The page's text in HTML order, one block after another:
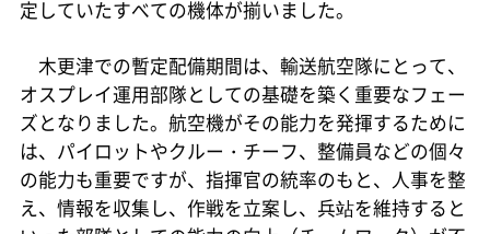
定していたすべての機体が揃いました。
木更津での暫定配備期間は、輸送航空隊にとって、
オスプレイ運用部隊としての基礎を築く重要なフェー
ズとなりました。航空機がその能力を発揮するために
は、パイロットやクルー・チーフ、整備員などの個々
の能力も重要ですが、指揮官の統率のもと、人事を整
え、情報を収集し、作戦を立案し、兵站を維持すると